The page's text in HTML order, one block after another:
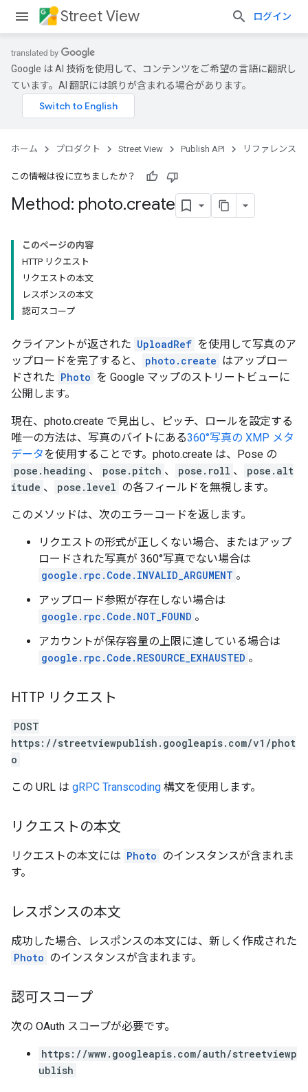
Street View ログイン
Google は AI 技術を使用して、コンテンツをご希望の言語に翻訳し
ています。AI 翻訳には誤りが含まれる場合があります。
ホーム プロダクト Street View Publish API リファレンス
この情報は役に立ちましたか？
Method: photo.create
このページの内容
HTTP リクエスト
リクエストの本文
レスポンスの本文
認可スコープ
クライアントが返された UploadRef を使用して写真のア
ップロードを完了すると、
photo.create はアップロー
ドされた Photo を Google マップのストリートビューに
公開します。
現在、photo.create で見出し、ピッチ、ロールを設定する
唯一の方法は、写真のバイトにある360°写真の XMP メタ
データを使用することです。photo.create は、Pose の
pose.heading 、 pose.pitch 、 pose.roll 、
pose.alt
itude 、 pose.level の各フィールドを無視します。
このメソッドは、次のエラーコードを返します。
リクエストの形式が正しくない場合、またはアップ
ロードされた写真が 360°写真でない場合は
google.rpc.Code.INVALID_ARGUMENT 。
アップロード参照が存在しない場合は
google.rpc.Code.NOT_FOUND 。
アカウントが保存容量の上限に達している場合は
google.rpc.Code.RESOURCE_EXHAUSTED 。
HTTP リクエスト
POST
https://streetviewpublish.googleapis.com/v1/phot
o
この URL は gRPC Transcoding 構文を使用します。
リクエストの本文
リクエストの本文には Photo のインスタンスが含まれま
す。
レスポンスの本文
成功した場合、レスポンスの本文には、新しく作成された
Photo のインスタンスが含まれます。
認可スコープ
次の OAuth スコープが必要です。
https://www.googleapis.com/auth/streetviewp
ublish